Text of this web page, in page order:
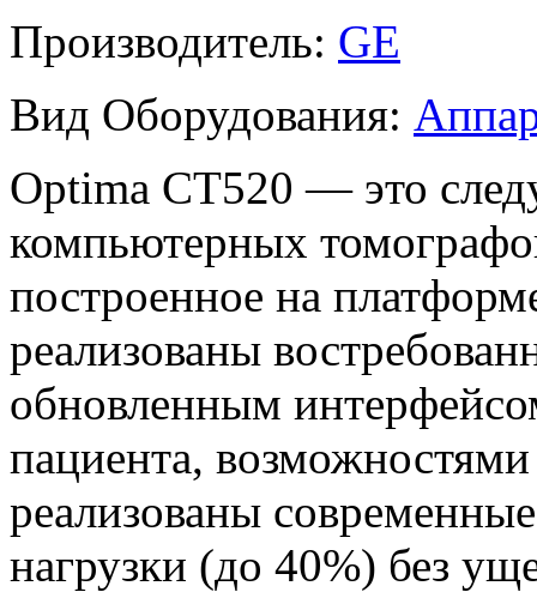
Производитель: GE
Вид Оборудования:
Optima CT520 — это
компьютерных
построенное на
реализованы
обновленным
пациента,
реализованы
нагрузки (до 40%) без